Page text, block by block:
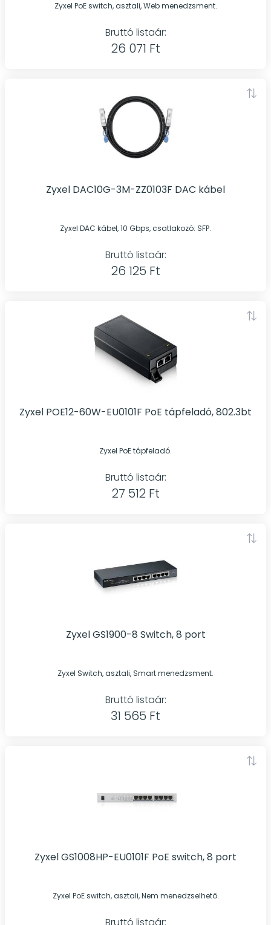
Zyxel PoE switch, asztali, Web menedzsment.
Bruttó listaár:
26 071 Ft
Zyxel DAC10G-3M-ZZ0103F DAC kábel
Zyxel DAC kábel, 10 Gbps, csatlakozó: SFP.
Bruttó listaár:
26 125 Ft
Zyxel POE12-60W-EU0101F PoE tápfeladó, 802.3bt
Zyxel PoE tápfeladó.
Bruttó listaár:
27 512 Ft
Zyxel GS1900-8 Switch, 8 port
Zyxel Switch, asztali, Smart menedzsment.
Bruttó listaár:
31 565 Ft
Zyxel GS1008HP-EU0101F PoE switch, 8 port
Zyxel PoE switch, asztali, Nem menedzselhető.